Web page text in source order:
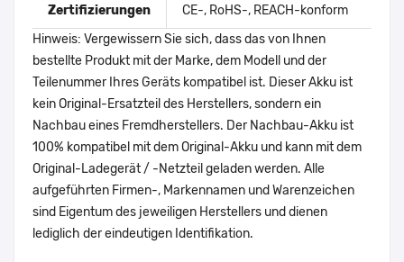
Zertifizierungen
CE-, RoHS-, REACH-konform
Hinweis: Vergewissern Sie sich, dass das von Ihnen
bestellte Produkt mit der Marke, dem Modell und der
Teilenummer Ihres Geräts kompatibel ist. Dieser Akku ist
kein Original-Ersatzteil des Herstellers, sondern ein
Nachbau eines Fremdherstellers. Der Nachbau-Akku ist
100% kompatibel mit dem Original-Akku und kann mit dem
Original-Ladegerät / -Netzteil geladen werden. Alle
aufgeführten Firmen-, Markennamen und Warenzeichen
sind Eigentum des jeweiligen Herstellers und dienen
lediglich der eindeutigen Identifikation.